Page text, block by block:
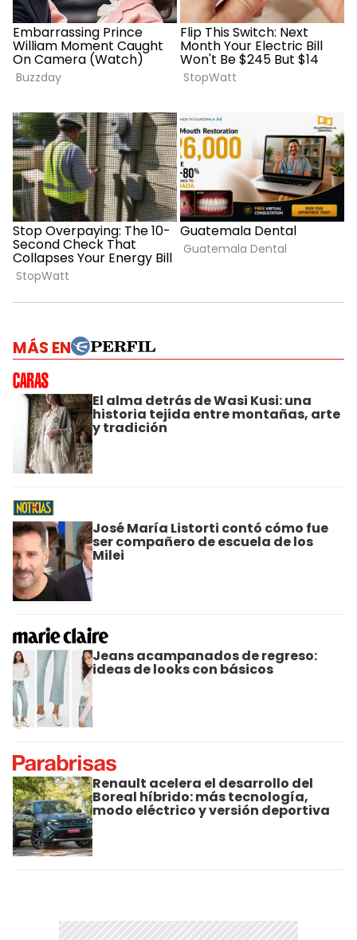
MÁS EN
El alma detrás de Wasi Kusi: una
historia tejida entre montañas, arte
y tradición
José María Listorti contó cómo fue
ser compañero de escuela de los
Milei
Jeans acampanados de regreso:
ideas de looks con básicos
Renault acelera el desarrollo del
Boreal híbrido: más tecnología,
modo eléctrico y versión deportiva